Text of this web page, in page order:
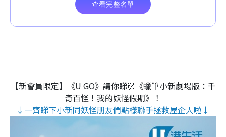
【新會員限定】《U GO》請你睇👹《蠟筆小新劇場版：千
奇百怪！我的妖怪假期》！
↓一齊睇下小新同妖怪朋友們點樣聯手拯救屋企人啦↓